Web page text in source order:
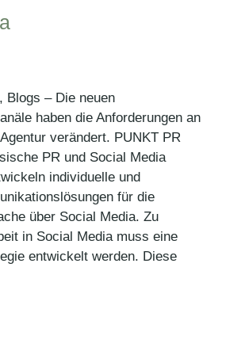
Blogs – Die neuen
haben die Anforderungen an
verändert. PUNKT PR
PR und Social Media
individuelle und
für die
über Social Media. Zu
in Social Media muss eine
entwickelt werden. Diese